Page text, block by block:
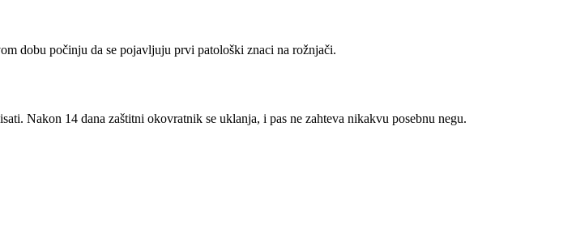
dobu počinju da se pojavljuju prvi patološki znaci na rožnjači.
Nakon 14 dana zaštitni okovratnik se uklanja, i pas ne zahteva nikakvu posebnu negu.